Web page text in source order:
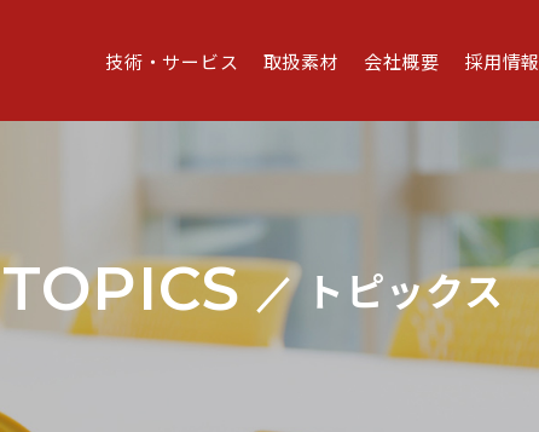
技術・サービス 取扱素材 会社概要 採用情報
TOPICS トピックス